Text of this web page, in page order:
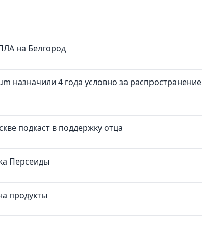
на Белгород
назначили 4 года условно за распространение
подкаст в поддержку отца
Персеиды
продукты